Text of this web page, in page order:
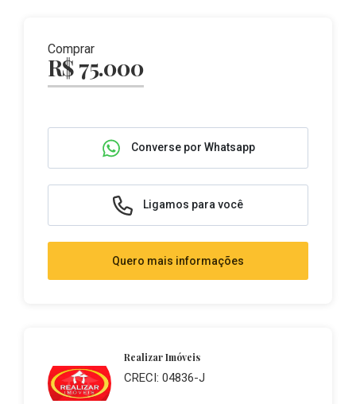
Comprar
R$ 75.000
Converse por Whatsapp
Ligamos para você
Quero mais informações
Realizar Imóveis
CRECI: 04836-J